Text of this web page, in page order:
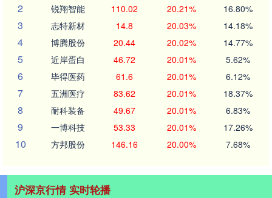
2 锐翔智能 110.02 20.21% 16.80%
3 志特新材 14.8 20.03% 14.18%
4 博腾股份 20.44 20.02% 14.77%
5 近岸蛋白 46.72 20.01% 5.62%
6 毕得医药 61.6 20.01% 6.12%
7 五洲医疗 83.62 20.01% 18.37%
8 耐科装备 49.67 20.01% 6.83%
9 一博科技 53.33 20.01% 17.26%
10 方邦股份 146.16 20.00% 7.68%
沪深京行情 实时轮播